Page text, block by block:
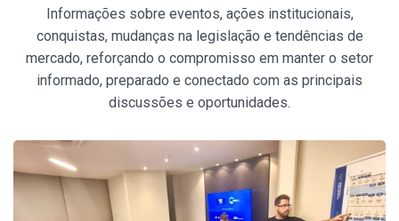
Informações sobre eventos, ações institucionais,
conquistas, mudanças na legislação e tendências de
mercado, reforçando o compromisso em manter o setor
informado, preparado e conectado com as principais
discussões e oportunidades.